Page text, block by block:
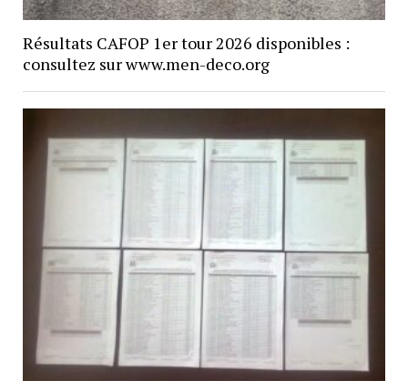
Résultats CAFOP 1er tour 2026 disponibles :
consultez sur www.men-deco.org